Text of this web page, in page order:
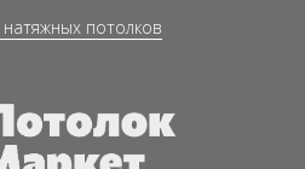
потолков